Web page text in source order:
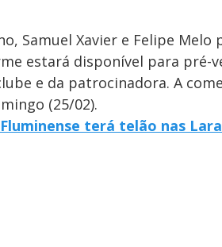
Samuel Xavier e Felipe
estará disponível para pré-
e da patrocinadora. A
(25/02).
Fluminense terá telão nas